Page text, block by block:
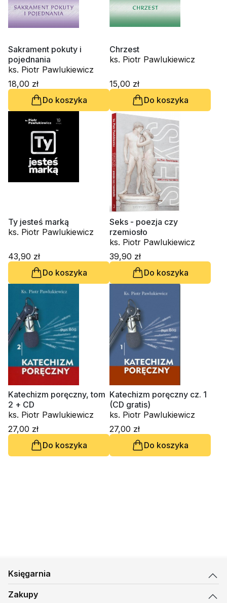
Sakrament pokuty i
pojednania
ks. Piotr Pawlukiewicz
18,00 zł
Do koszyka
Chrzest
ks. Piotr Pawlukiewicz
15,00 zł
Do koszyka
Ty jesteś marką
ks. Piotr Pawlukiewicz
43,90 zł
Do koszyka
Seks - poezja czy
rzemiosło
ks. Piotr Pawlukiewicz
39,90 zł
Do koszyka
Katechizm poręczny, tom
2 + CD
ks. Piotr Pawlukiewicz
27,00 zł
Do koszyka
Katechizm poręczny cz. 1
(CD gratis)
ks. Piotr Pawlukiewicz
27,00 zł
Do koszyka
Księgarnia
Zakupy